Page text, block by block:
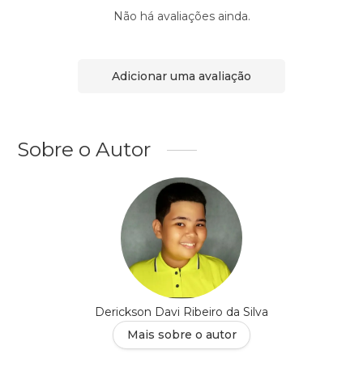
Não há avaliações ainda.
Adicionar uma avaliação
Sobre o Autor
Derickson Davi Ribeiro da Silva
Mais sobre o autor